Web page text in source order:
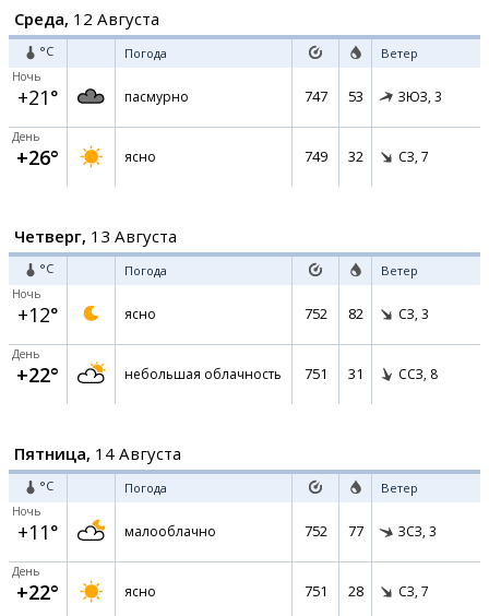
Среда, 12 Августа
°C Погода Ветер
Ночь
+21° пасмурно 747 53 ЗЮЗ, 3
День
+26° ясно 749 32 СЗ, 7
Четверг, 13 Августа
°C Погода Ветер
Ночь
+12° ясно 752 82 СЗ, 3
День
+22° небольшая облачность 751 31 ССЗ, 8
Пятница, 14 Августа
°C Погода Ветер
Ночь
+11° малооблачно 752 77 ЗСЗ, 3
День
+22° ясно 751 28 СЗ, 7